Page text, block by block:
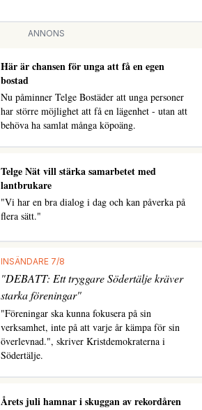
ANNONS
Här är chansen för unga att få en egen
bostad
Nu påminner Telge Bostäder att unga personer
har större möjlighet att få en lägenhet - utan att
behöva ha samlat många köpoäng.
Telge Nät vill stärka samarbetet med
lantbrukare
"Vi har en bra dialog i dag och kan påverka på
flera sätt."
INSÄNDARE 7/8
"DEBATT: Ett tryggare Södertälje kräver
starka föreningar"
"Föreningar ska kunna fokusera på sin
verksamhet, inte på att varje år kämpa för sin
överlevnad.", skriver Kristdemokraterna i
Södertälje.
Årets juli hamnar i skuggan av rekordåren